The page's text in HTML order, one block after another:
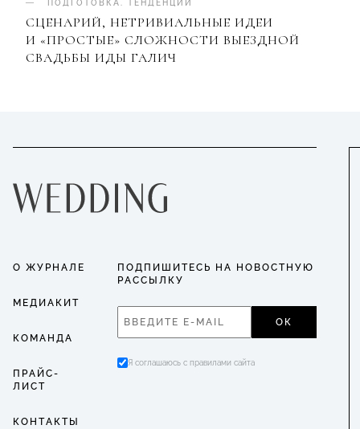
ПОДГОТОВКА ТЕНДЕНЦИИ
СЦЕНАРИЙ, НЕТРИВИАЛЬНЫЕ ИДЕИ
И «ПРОСТЫЕ» СЛОЖНОСТИ ВЫЕЗДНОЙ
СВАДЬБЫ ИДЫ ГАЛИЧ
О ЖУРНАЛЕ
МЕДИАКИТ
КОМАНДА
ПРАЙС-
ЛИСТ
КОНТАКТЫ
ПОДПИШИТЕСЬ НА НОВОСТНУЮ
РАССЫЛКУ
ОК
Я соглашаюсь с правилами сайта